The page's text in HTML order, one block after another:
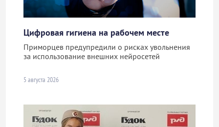
Цифровая гигиена на рабочем месте
Приморцев предупредили о рисках увольнения
за использование внешних нейросетей
5 августа 2026